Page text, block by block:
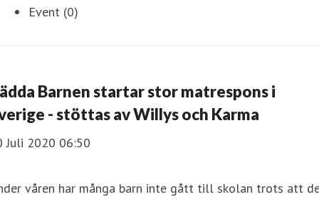
Event (0)
Barnen startar stor matrespons i
- stöttas av Willys och Karma
Juli 2020 06:50
våren har många barn inte gått till skolan trots att